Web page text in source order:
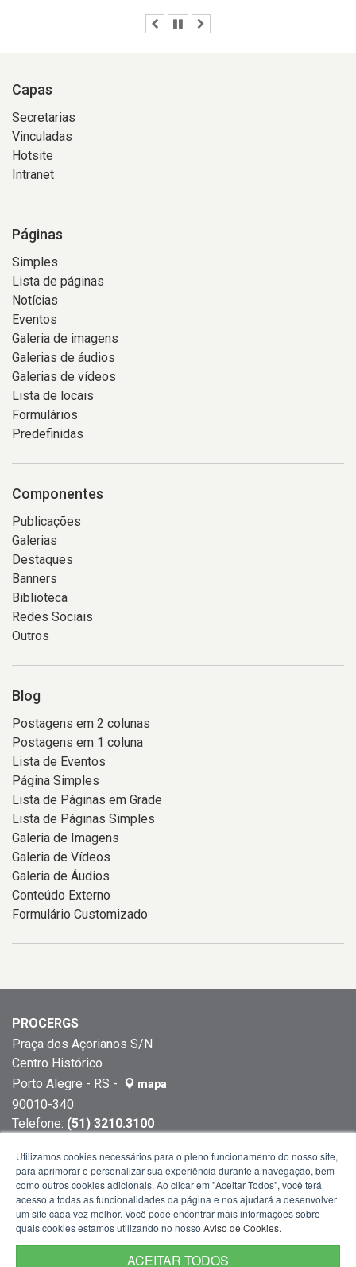
AnteriorPausar
Capas
Secretarias
Vinculadas
Hotsite
Intranet
Páginas
Simples
Lista de páginas
Notícias
Eventos
Galeria de imagens
Galerias de áudios
Galerias de vídeos
Lista de locais
Formulários
Predefinidas
Componentes
Publicações
Galerias
Destaques
Banners
Biblioteca
Redes Sociais
Outros
Blog
Postagens em 2 colunas
Postagens em 1 coluna
Lista de Eventos
Página Simples
Lista de Páginas em Grade
Lista de Páginas Simples
Galeria de Imagens
Galeria de Vídeos
Galeria de Áudios
Conteúdo Externo
Formulário Customizado
PROCERGS
Praça dos Açorianos S/N
Centro Histórico
Porto Alegre - RS -
mapa
90010-340
Telefone: (51) 3210.3100
Utilizamos cookies necessários para o pleno funcionamento do nosso site,
para aprimorar e personalizar sua experiência durante a navegação, bem
como outros cookies adicionais. Ao clicar em "Aceitar Todos", você terá
acesso a todas as funcionalidades da página e nos ajudará a desenvolver
um site cada vez melhor. Você pode encontrar mais informações sobre
quais cookies estamos utilizando no nosso Aviso de Cookies.
ACEITAR TODOS